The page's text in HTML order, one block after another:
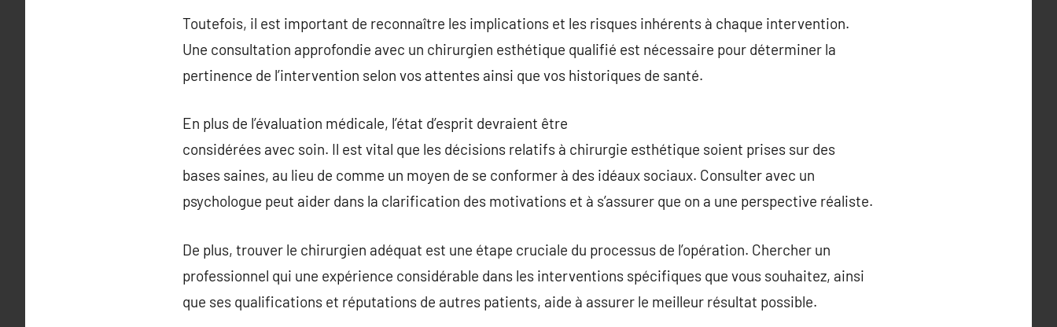
Toutefois, il est important de reconnaître les implications et les risques inhérents à chaque intervention.
Une consultation approfondie avec un chirurgien esthétique qualifié est nécessaire pour déterminer la
pertinence de l’intervention selon vos attentes ainsi que vos historiques de santé.
En plus de l’évaluation médicale, l’état d’esprit devraient être
considérées avec soin. Il est vital que les décisions relatifs à chirurgie esthétique soient prises sur des
bases saines, au lieu de comme un moyen de se conformer à des idéaux sociaux. Consulter avec un
psychologue peut aider dans la clarification des motivations et à s’assurer que on a une perspective réaliste.
De plus, trouver le chirurgien adéquat est une étape cruciale du processus de l’opération. Chercher un
professionnel qui une expérience considérable dans les interventions spécifiques que vous souhaitez, ainsi
que ses qualifications et réputations de autres patients, aide à assurer le meilleur résultat possible.